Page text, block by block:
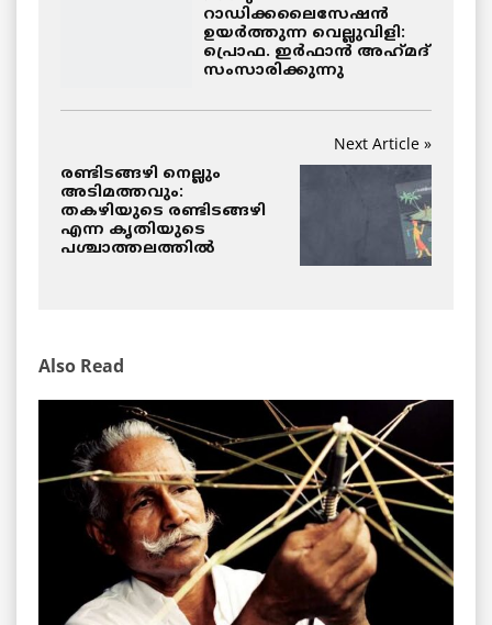
റാഡിക്കലൈസേഷൻ
ഉയർത്തുന്ന വെല്ലുവിളി:
പ്രൊഫ. ഇർഫാൻ അഹ്‌മദ്‌
സംസാരിക്കുന്നു
Next Article »
രണ്ടിടങ്ങഴി നെല്ലും
അടിമത്തവും:
തകഴിയുടെ രണ്ടിടങ്ങഴി
എന്ന കൃതിയുടെ
പശ്ചാത്തലത്തിൽ
Also Read